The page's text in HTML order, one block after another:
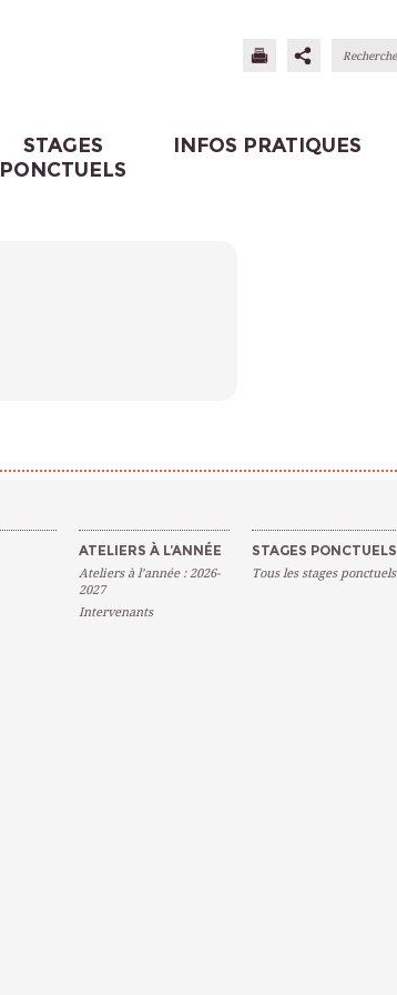
STAGES
PONCTUELS
INFOS PRATIQUES
ATELIERS À L’ANNÉE
Ateliers à l’année : 2026-
2027
Intervenants
STAGES PONCTUELS
Tous les stages ponctuels